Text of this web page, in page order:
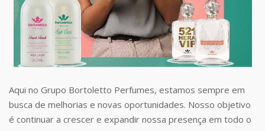
Aqui no Grupo Bortoletto Perfumes, estamos sempre em
busca de melhorias e novas oportunidades. Nosso objetivo
é continuar a crescer e expandir nossa presença em todo o